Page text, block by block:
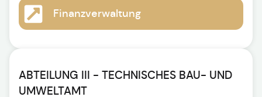
Finanzverwaltung
ABTEILUNG III - TECHNISCHES BAU- UND
UMWELTAMT